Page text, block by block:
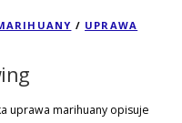
/ UPRAWA
uprawa marihuany opisuje